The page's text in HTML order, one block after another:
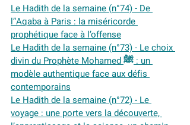
Le Hadith de la semaine (n°74) - De
l’'Aqaba à Paris : la miséricorde
prophétique face à l’offense
Le Hadith de la semaine (n°73) - Le choix
divin du Prophète Mohamed ﷺ : un
modèle authentique face aux défis
contemporains
Le Hadith de la semaine (n°72) - Le
voyage : une porte vers la découverte,